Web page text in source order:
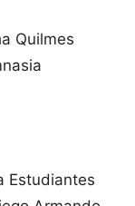
Quilmes
Estudiantes